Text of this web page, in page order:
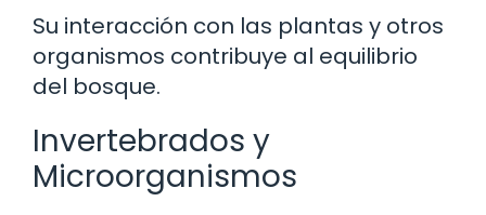
Su interacción con las plantas y otros
organismos contribuye al equilibrio
del bosque.
Invertebrados y
Microorganismos